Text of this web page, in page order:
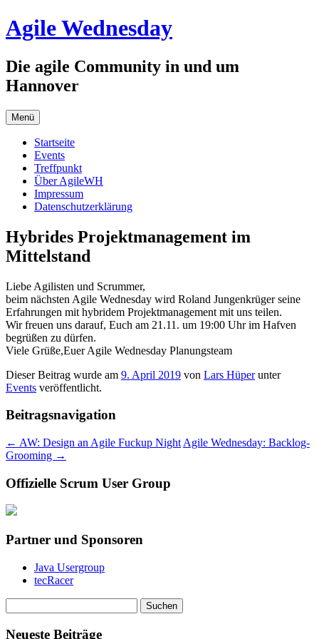
Zum
Inhalt
Agile Wednesday
Die agile Community in und um
Hannover
Menü
Startseite
Events
Treffpunkt
Über AgileWH
Impressum
Datenschutzerklärung
Hybrides Projektmanagement im
Mittelstand
Liebe Agilisten und Scrummer,
beim nächsten Agile Wednesday wird Roland Jungenkrüger seine
Erfahrungen mit hybridem Projektmanagement mit uns teilen.
Wir freuen uns darauf, Euch am 21.11. um 19:00 Uhr im Hafven
begrüßen zu dürfen.
Viele Grüße,Euer Agile Wednesday Planungsteam
Dieser Beitrag wurde am 9. April 2019 von Lars Hüperunter
Events veröffentlicht.
Beitragsnavigation
← AW: Design an Agile Fuckup Night Agile Wednesday: Backlog-
Grooming →
Offizielle Scrum User Group
Partner und Sponsoren
Java Usergroup
tecRacer
nach:
Neueste Beiträge